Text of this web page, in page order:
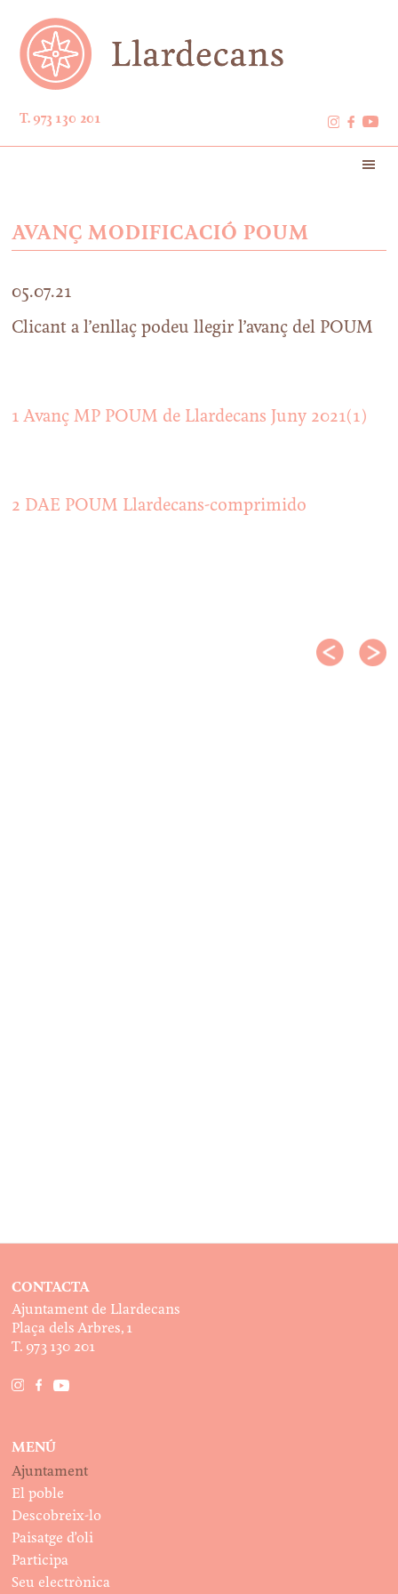
T. 973 130 201
AVANÇ MODIFICACIÓ POUM
05.07.21
Clicant a l’enllaç podeu llegir l’avanç del POUM
1 Avanç MP POUM de Llardecans Juny 2021(1)
2 DAE POUM Llardecans-comprimido
CONTACTA
Ajuntament de Llardecans
Plaça dels Arbres, 1
T. 973 130 201
MENÚ
Ajuntament
El poble
Descobreix-lo
Paisatge d’oli
Participa
Seu electrònica